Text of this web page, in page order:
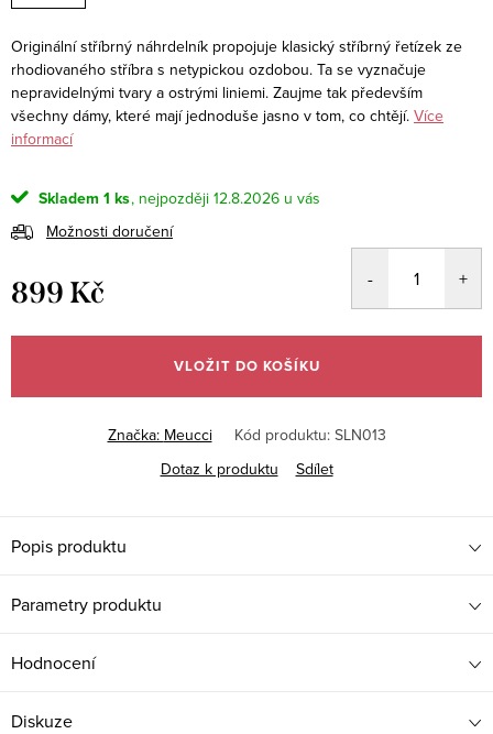
Originální stříbrný náhrdelník propojuje klasický stříbrný řetízek ze
rhodiovaného stříbra s netypickou ozdobou. Ta se vyznačuje
nepravidelnými tvary a ostrými liniemi. Zaujme tak především
všechny dámy, které mají jednoduše jasno v tom, co chtějí. Více
informací
Skladem 1 ks
12.8.2026
Možnosti doručení
899 Kč
cena:
VLOŽIT DO KOŠÍKU
Značka: Meucci Kód produktu: SLN013
Dotaz k produktu
Sdílet
Popis produktu
Parametry produktu
Hodnocení
Diskuze